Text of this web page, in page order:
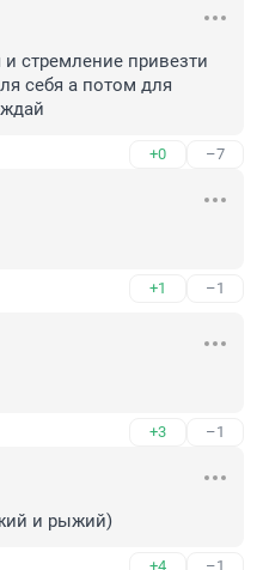
стремление привезти
себя а потом для
+0 –7
+1 –1
+3 –1
и рыжий)
+4 –1